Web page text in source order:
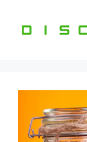
contenuto